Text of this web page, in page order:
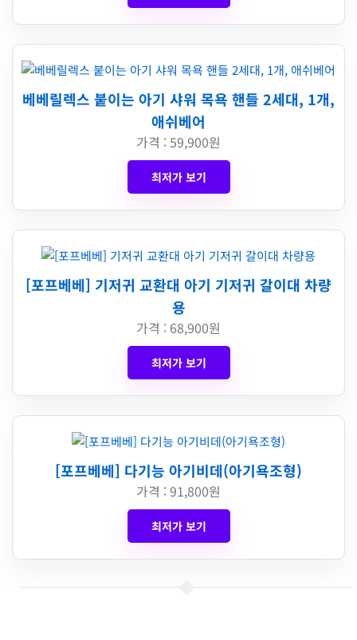
베베릴렉스 붙이는 아기 샤워 목욕 핸들 2세대, 1개,
애쉬베어
가격 : 59,900원
최저가 보기
[포프베베] 기저귀 교환대 아기 기저귀 갈이대 차량
용
가격 : 68,900원
최저가 보기
[포프베베] 다기능 아기비데(아기욕조형)
가격 : 91,800원
최저가 보기